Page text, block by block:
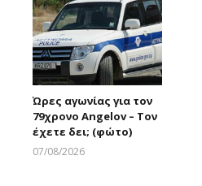
Ώρες αγωνίας για τον
79χρονο Angelov – Τον
έχετε δει; (φώτο)
07/08/2026